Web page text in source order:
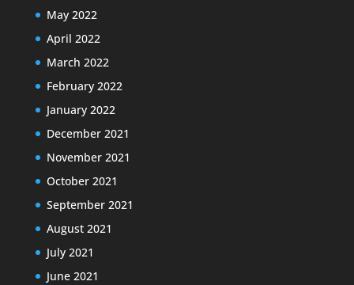
May 2022
April 2022
March 2022
February 2022
January 2022
December 2021
November 2021
October 2021
September 2021
August 2021
July 2021
June 2021